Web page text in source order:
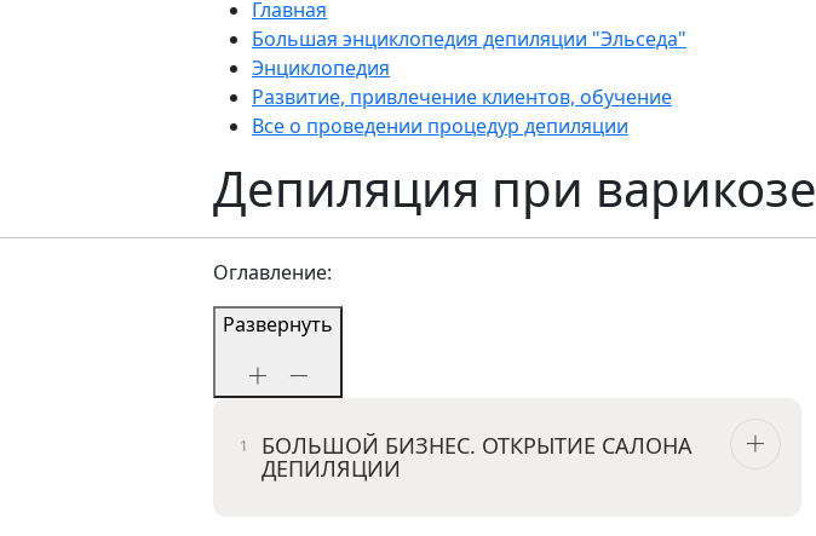
Главная
Большая энциклопедия депиляции "Эльседа"
Энциклопедия
Развитие, привлечение клиентов, обучение
Все о проведении процедур депиляции
Депиляция при варикозе
Оглавление:
Развернуть
БОЛЬШОЙ БИЗНЕС. ОТКРЫТИЕ САЛОНА
ДЕПИЛЯЦИИ